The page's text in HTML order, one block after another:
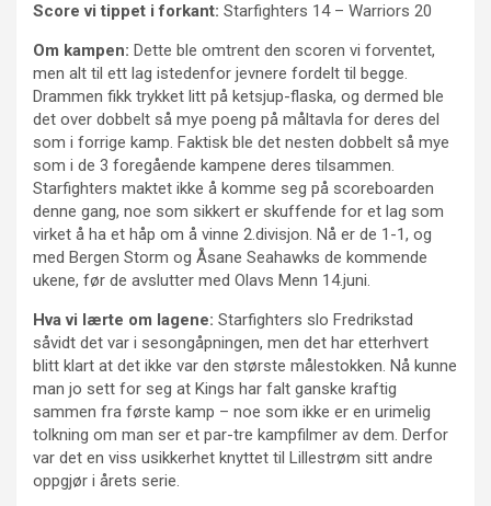
Score vi tippet i forkant: Starfighters 14 – Warriors 20
Om kampen: Dette ble omtrent den scoren vi forventet,
men alt til ett lag istedenfor jevnere fordelt til begge.
Drammen fikk trykket litt på ketsjup-flaska, og dermed ble
det over dobbelt så mye poeng på måltavla for deres del
som i forrige kamp. Faktisk ble det nesten dobbelt så mye
som i de 3 foregående kampene deres tilsammen.
Starfighters maktet ikke å komme seg på scoreboarden
denne gang, noe som sikkert er skuffende for et lag som
virket å ha et håp om å vinne 2.divisjon. Nå er de 1-1, og
med Bergen Storm og Åsane Seahawks de kommende
ukene, før de avslutter med Olavs Menn 14.juni.
Hva vi lærte om lagene: Starfighters slo Fredrikstad
såvidt det var i sesongåpningen, men det har etterhvert
blitt klart at det ikke var den største målestokken. Nå kunne
man jo sett for seg at Kings har falt ganske kraftig
sammen fra første kamp – noe som ikke er en urimelig
tolkning om man ser et par-tre kampfilmer av dem. Derfor
var det en viss usikkerhet knyttet til Lillestrøm sitt andre
oppgjør i årets serie.